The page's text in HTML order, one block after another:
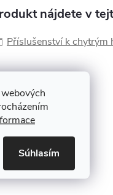
Súhlasím
nájdete v
Příslušenství k chytrým